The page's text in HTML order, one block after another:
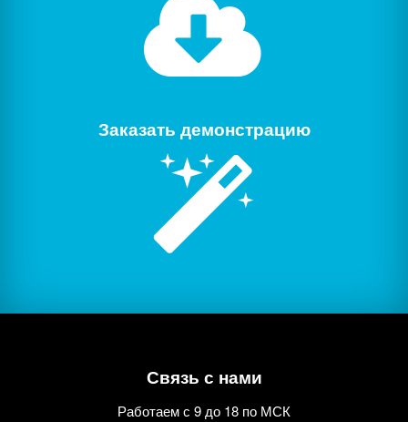
Заказать демонстрацию
Связь с нами
Работаем с 9 до 18 по МСК